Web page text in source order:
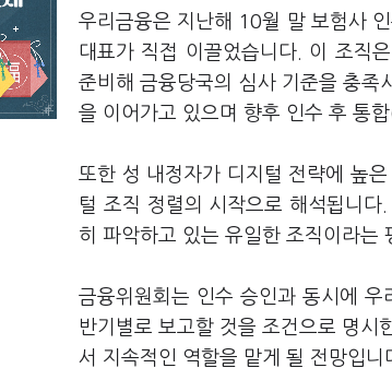
우리금융은 지난해 10월 말 보험사
대표가 직접 이끌었습니다. 이 조직
준비해 금융당국의 심사 기준을 충족
을 이어가고 있으며 향후 인수 후 통
또한 성 내정자가 디지털 전략에 높
털 조직 정렬의 시작으로 해석됩니
히 파악하고 있는 유일한 조직이라는
금융위원회는 인수 승인과 동시에
반기별로 보고할 것을 조건으로 명시
서 지속적인 역할을 맡게 될 전망입니